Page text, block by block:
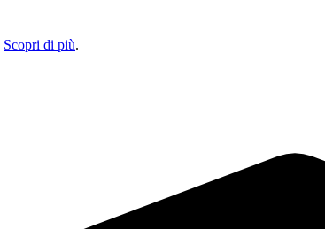
Scopri di più.